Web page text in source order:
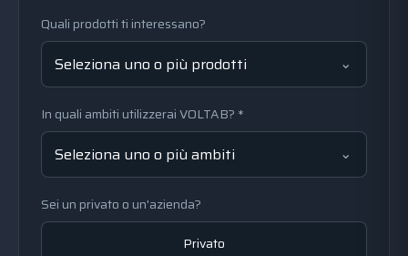
Quali prodotti ti interessano?
Seleziona uno o più prodotti
In quali ambiti utilizzerai VOLTAB? *
Seleziona uno o più ambiti
Sei un privato o un'azienda?
Privato